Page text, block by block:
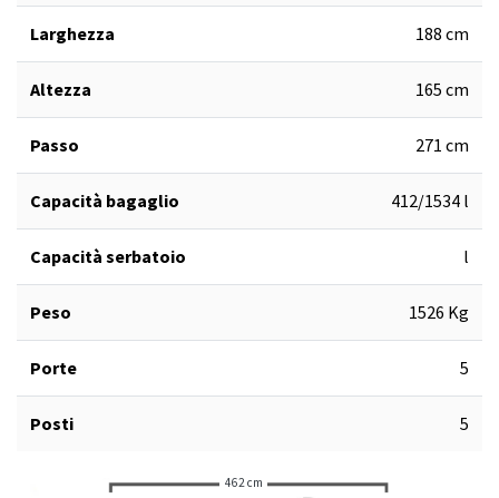
Larghezza 188 cm
Altezza 165 cm
Passo 271 cm
Capacità bagaglio 412/1534 l
Capacità serbatoio l
Peso 1526 Kg
Porte 5
Posti 5
462 cm